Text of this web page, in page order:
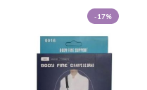
-17%